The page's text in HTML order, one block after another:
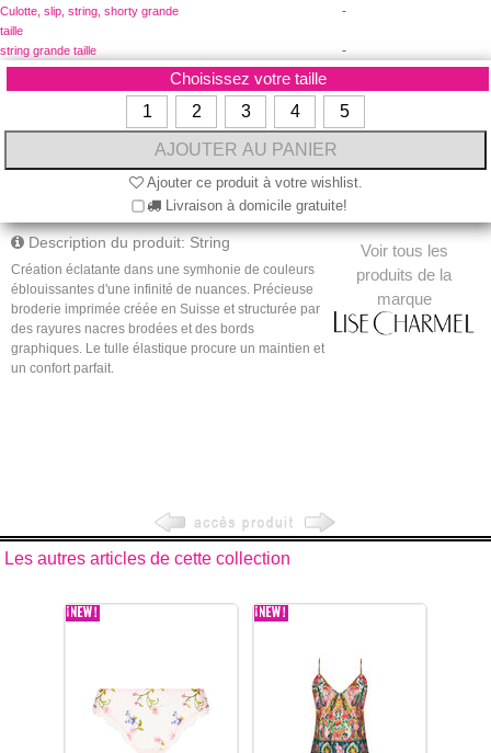
-
Culotte, slip, string, shorty grande
taille
-
string grande taille
Choisissez votre taille
1
2 3 4 5
Ajouter ce produit à votre wishlist.
Livraison à domicile gratuite!
Voir tous les
produits de la
marque
Description du produit: String
Création éclatante dans une symhonie de couleurs
éblouissantes d'une infinité de nuances. Précieuse
broderie imprimée créée en Suisse et structurée par
des rayures nacres brodées et des bords
graphiques. Le tulle élastique procure un maintien et
un confort parfait.
Les autres articles de cette collection